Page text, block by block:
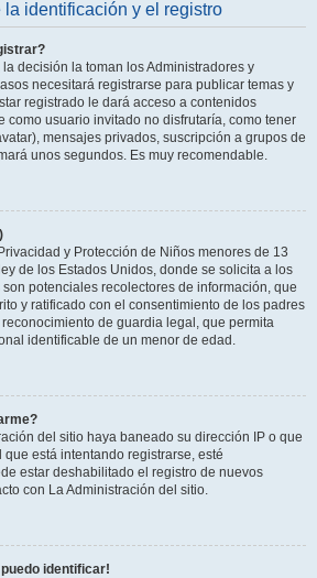
la identificación y el registro
decisión la toman los Administradores y
necesitará registrarse para publicar temas y
registrado le dará acceso a contenidos
como usuario invitado no disfrutaría, como tener
mensajes privados, suscripción a grupos de
unos segundos. Es muy recomendable.
y Protección de Niños menores de 13
de los Estados Unidos, donde se solicita a los
potenciales recolectores de información, que
y ratificado con el consentimiento de los padres
de guardia legal, que permita
identificable de un menor de edad.
del sitio haya baneado su dirección IP o que
está intentando registrarse, esté
estar deshabilitado el registro de nuevos
con La Administración del sitio.
identificar!